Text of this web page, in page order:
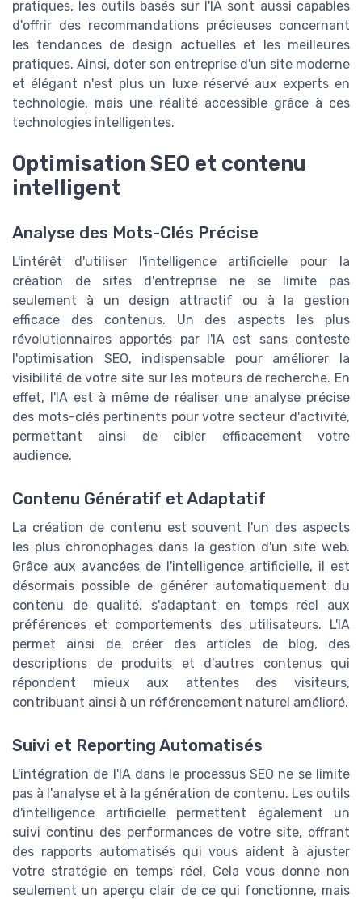
pratiques, les outils basés sur l'IA sont aussi capables
d'offrir des recommandations précieuses concernant
les tendances de design actuelles et les meilleures
pratiques. Ainsi, doter son entreprise d'un site moderne
et élégant n'est plus un luxe réservé aux experts en
technologie, mais une réalité accessible grâce à ces
technologies intelligentes.
Optimisation SEO et contenu
intelligent
Analyse des Mots-Clés Précise
L'intérêt d'utiliser l'intelligence artificielle pour la
création de sites d'entreprise ne se limite pas
seulement à un design attractif ou à la gestion
efficace des contenus. Un des aspects les plus
révolutionnaires apportés par l'IA est sans conteste
l'optimisation SEO, indispensable pour améliorer la
visibilité de votre site sur les moteurs de recherche. En
effet, l'IA est à même de réaliser une analyse précise
des mots-clés pertinents pour votre secteur d'activité,
permettant ainsi de cibler efficacement votre
audience.
Contenu Génératif et Adaptatif
La création de contenu est souvent l'un des aspects
les plus chronophages dans la gestion d'un site web.
Grâce aux avancées de l'intelligence artificielle, il est
désormais possible de générer automatiquement du
contenu de qualité, s'adaptant en temps réel aux
préférences et comportements des utilisateurs. L'IA
permet ainsi de créer des articles de blog, des
descriptions de produits et d'autres contenus qui
répondent mieux aux attentes des visiteurs,
contribuant ainsi à un référencement naturel amélioré.
Suivi et Reporting Automatisés
L'intégration de l'IA dans le processus SEO ne se limite
pas à l'analyse et à la génération de contenu. Les outils
d'intelligence artificielle permettent également un
suivi continu des performances de votre site, offrant
des rapports automatisés qui vous aident à ajuster
votre stratégie en temps réel. Cela vous donne non
seulement un aperçu clair de ce qui fonctionne, mais